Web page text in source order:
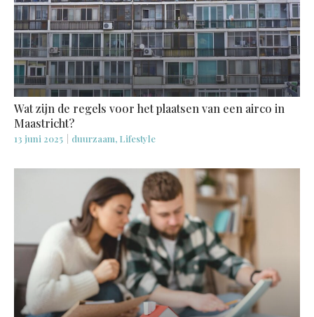
Wat zijn de regels voor het plaatsen van een airco in
Maastricht?
13 juni 2025 duurzaam, Lifestyle